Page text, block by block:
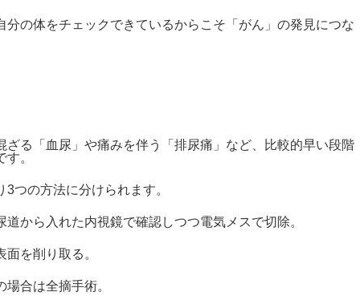
分の体をチェックできているからこそ「がん」の発見につな
ざる「血尿」や痛みを伴う「排尿痛」など、比較的早い段階
。
つの方法に分けられます。
から入れた内視鏡で確認しつつ電気メスで切除。
を削り取る。
合は全摘手術。